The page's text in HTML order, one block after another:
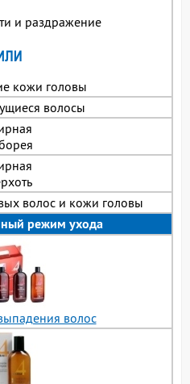
и раздражение
кожи головы
волосы
волос и кожи головы
режим ухода
волос